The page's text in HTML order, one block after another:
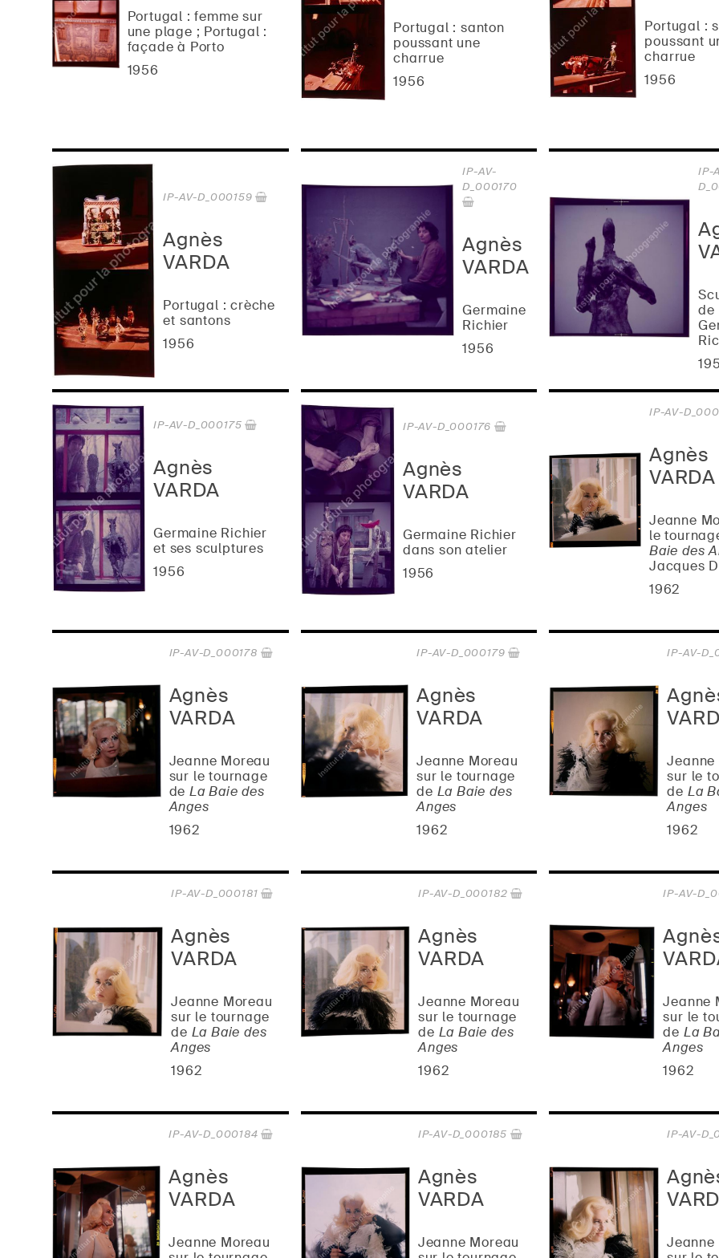
Portugal : femme sur
une plage ; Portugal :
façade à Porto
1956
Portugal : santon
poussant une
charrue
1956
Portugal :
poussant
charrue
1956
Agnès
VARDA
Portugal : crèche
et santons
1956
IP-AV-D_000159
Agnès
VARDA
Germaine
Richier
1956
IP-AV-
D_000170
de
IP-
Agnès
VARDA
Germaine Richier
et ses sculptures
1956
IP-AV-D_000175
Agnès
VARDA
Germaine Richier
dans son atelier
1956
IP-AV-D_000176
Agnès
VARDA
Jeanne
le
Baie des
Jacques
1962
IP-AV-
Agnès
VARDA
Jeanne Moreau
sur le tournage
de La Baie des
Anges
1962
IP-AV-D_000178
Agnès
VARDA
Jeanne Moreau
sur le tournage
de La Baie des
Anges
1962
IP-AV-D_000179
Jeanne
sur le
de La
Anges
1962
IP-AV-
Agnès
VARDA
Jeanne Moreau
sur le tournage
de La Baie des
Anges
1962
IP-AV-D_000181
Agnès
VARDA
Jeanne Moreau
sur le tournage
de La Baie des
Anges
1962
IP-AV-D_000182
Jeanne
sur le
de La
Anges
1962
IP-AV-
Agnès
VARDA
Jeanne Moreau
IP-AV-D_000184
Agnès
VARDA
Jeanne Moreau
IP-AV-D_000185
Jeanne
IP-AV-